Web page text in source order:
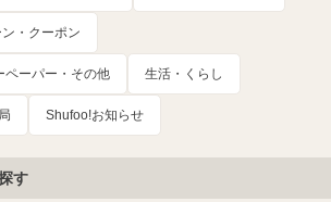
・クーポン
ペーパー・その他 生活・くらし
Shufoo!お知らせ
す